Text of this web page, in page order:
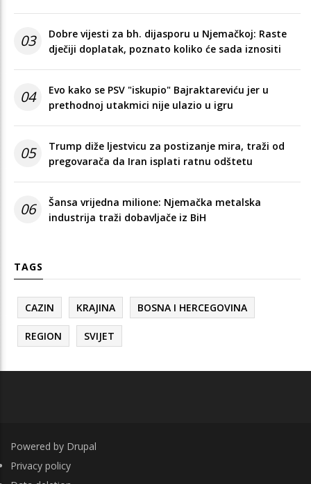
03
Dobre vijesti za bh. dijasporu u Njemačkoj: Raste
dječiji doplatak, poznato koliko će sada iznositi
04
Evo kako se PSV "iskupio" Bajraktareviću jer u
prethodnoj utakmici nije ulazio u igru
05
Trump diže ljestvicu za postizanje mira, traži od
pregovarača da Iran isplati ratnu odštetu
06
Šansa vrijedna milione: Njemačka metalska
industrija traži dobavljače iz BiH
TAGS
CAZIN KRAJINA BOSNA I HERCEGOVINA
REGION SVIJET
Powered by Drupal
FOOTER
Privacy policy